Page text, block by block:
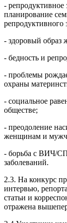
-
планирование
репродуктивного
- здоровый образ
- бедность и
- проблемы
охраны
- социальное
обществе;
- преодоление
женщинам и
- борьба с ВИЧ/
заболеваний.
2.3. На конкурс
интервью,
статьи и
отражена